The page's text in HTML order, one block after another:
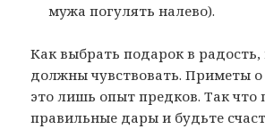
мужа погулять налево).
Как выбрать подарок в
должны чувствовать. Приметы
это лишь опыт предков. Так что
правильные дары и будьте